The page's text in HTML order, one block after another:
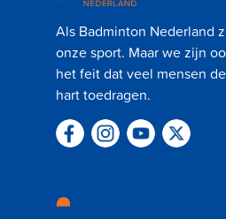
Als Badminton Nederland
onze sport. Maar we zijn
het feit dat veel mensen
hart toedragen.